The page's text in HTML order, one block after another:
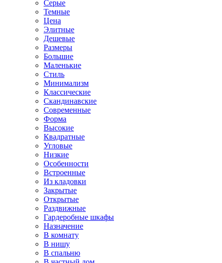
Серые
Темные
Цена
Элитные
Дешевые
Размеры
Большие
Маленькие
Стиль
Минимализм
Классические
Скандинавские
Современные
Форма
Высокие
Квадратные
Угловые
Низкие
Особенности
Встроенные
Из кладовки
Закрытые
Открытые
Раздвижные
Гардеробные шкафы
Назначение
В комнату
В нишу
В спальню